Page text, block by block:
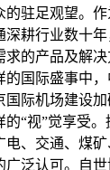
的驻足观望。
耕行业数十年
求的产品及解
的国际盛事中
国际机场建设
“视”觉享受
电、交通、煤
广泛认可。自